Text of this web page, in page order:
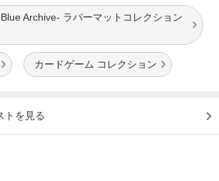
Archive- ラバーマットコレクション
カードゲーム コレクション
トを見る